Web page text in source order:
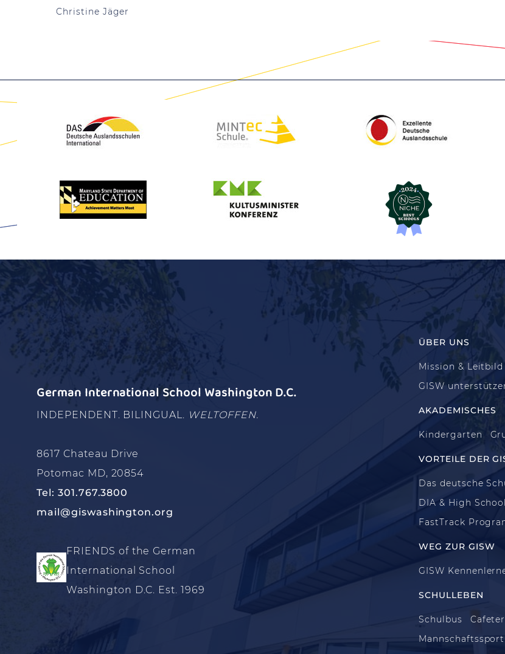
Christine Jäger
German International School Washington D.C.
INDEPENDENT. BILINGUAL. WELTOFFEN.
8617 Chateau Drive
Potomac MD, 20854
Tel: 301.767.3800
mail@giswashington.org
FRIENDS of the German
International School
Washington D.C. Est. 1969
ÜBER UNS
Mission & Leitbild
GISW
AKADEMISCHES
Kindergarten
VORTEILE DER
Das deutsche
DIA & High
FastTrack
WEG ZUR GISW
GISW
SCHULLEBEN
Schulbus
Mannschaftssport